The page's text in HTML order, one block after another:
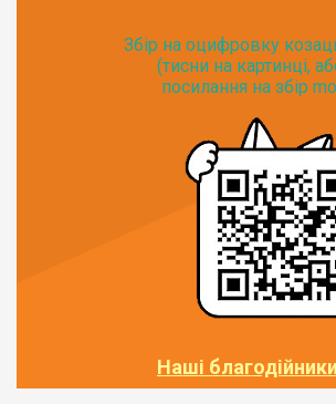
Збір на оцифровку
(тисни на картинці,
посилання на збір
Наші благодійники